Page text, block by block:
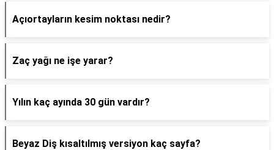
Açıortayların kesim noktası nedir?
Zaç yağı ne işe yarar?
Yılın kaç ayında 30 gün vardır?
Beyaz Diş kısaltılmış versiyon kaç sayfa?